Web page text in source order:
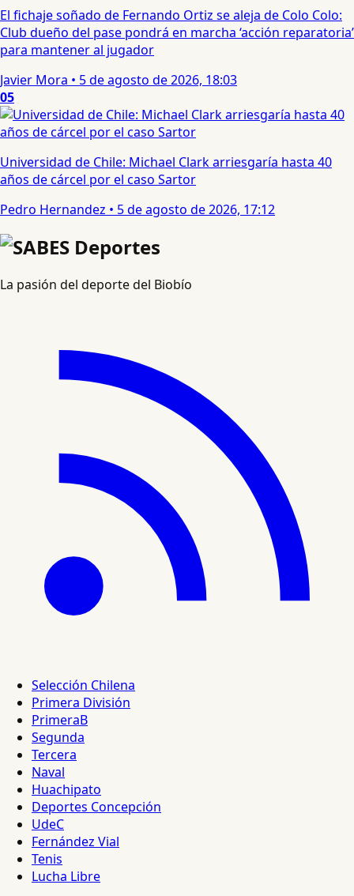
El fichaje soñado de Fernando Ortiz se aleja de Colo Colo:
Club dueño del pase pondrá en marcha ‘acción reparatoria’
para mantener al jugador
Javier Mora • 5 de agosto de 2026, 18:03
05
Universidad de Chile: Michael Clark arriesgaría hasta 40
años de cárcel por el caso Sartor
Pedro Hernandez • 5 de agosto de 2026, 17:12
La pasión del deporte del Biobío
Selección Chilena
Primera División
PrimeraB
Segunda
Tercera
Naval
Huachipato
Deportes Concepción
UdeC
Fernández Vial
Tenis
Lucha Libre